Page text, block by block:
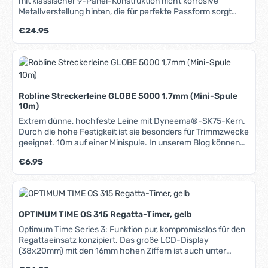
ROBLINE-Tauwerk. Die Verjüngung wird bereits bei der
Arbeit und erhalten ein perfektes Produkt: Durch den
fließenden Übergang kein Stoppen in den Blöcken und keine
mögliche Sollbruchstelle, wie sie häufig bei nachträglichen
Verjüngungen entsteht. In unserem Blog können Sie
weiteres Hintergrundwissen über Materialien, Herstellung
Metallverstellung hinten, die für perfekte Passform sorgt
Aktivität auf oder am Wasser
Regulärer Preis:
€24.95
Robline Streckerleine GLOBE 5000 1,7mm (Mini-Spule
10m)
Extrem dünne, hochfeste Leine mit Dyneema®-SK75-Kern.
Durch die hohe Festigkeit ist sie besonders für Trimmzwecke
geeignet. 10m auf einer Minispule. In unserem Blog können
und Pflege von Tauwerk erhalten.
Regulärer Preis:
€6.95
OPTIMUM TIME OS 315 Regatta-Timer, gelb
Optimum Time Series 3: Funktion pur, kompromisslos für den
Regattaeinsatz konzipiert. Das große LCD-Display
(38x20mm) mit den 16mm hohen Ziffern ist auch unter